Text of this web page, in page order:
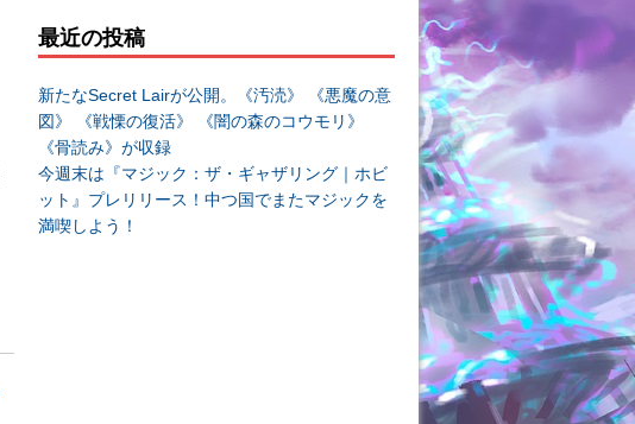
最近の投稿
新たなSecret Lairが公開。《汚涜》 《悪魔の意
図》 《戦慄の復活》 《闇の森のコウモリ》
《骨読み》が収録
今週末は『マジック：ザ・ギャザリング｜ホビ
ット』プレリリース！中つ国でまたマジックを
満喫しよう！